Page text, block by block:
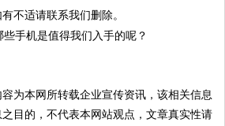
不适请联系我们删除。
容为本网所转载企业宣传资讯，该相关信息
目的，不代表本网站观点，文章真实性请